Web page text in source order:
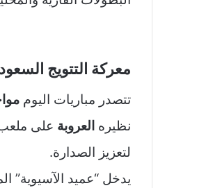
معركة التتويج
تتصدر مباريات اليوم مواجهة
نظيره العروبة على
لتعزيز الصدارة.
يدخل “عميد الآسيوية”